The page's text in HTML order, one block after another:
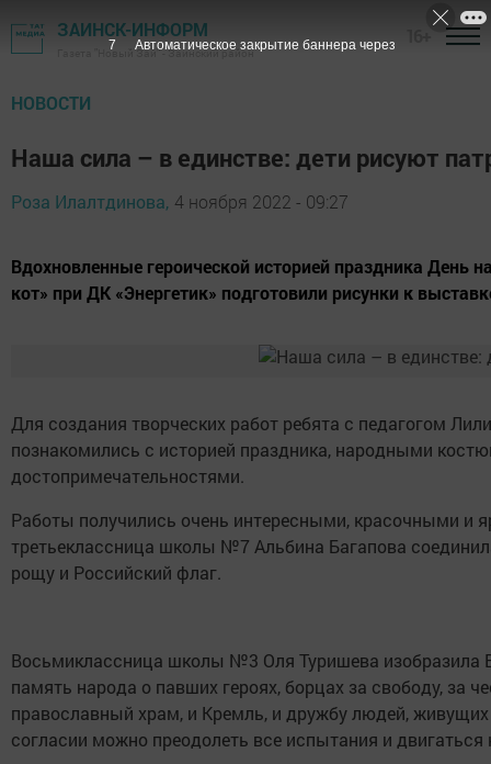
ЗАИНСК-ИНФОРМ
Газета "Новый Зай" - Заинский район
НОВОСТИ
Наша сила – в единстве: дети рисуют
Роза Илалтдинова, 4 ноября 2022 - 09:27
Вдохновленные героической историей праздника День
кот» при ДК «Энергетик» подготовили рисунки к
Для создания творческих работ ребята с педагогом
познакомились с историей праздника, народными
достопримечательностями.
Работы получились очень интересными, красочными и
третьеклассница школы №7 Альбина Багапова
рощу и Российский флаг.
Восьмиклассница школы №3 Оля Туришева изобразила
память народа о павших героях, борцах за свободу, за
православный храм, и Кремль, и дружбу людей, живущих
согласии можно преодолеть все испытания и
6 Автоматическое закрытие баннера через